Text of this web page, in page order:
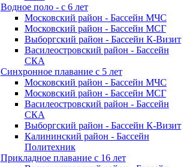
Водное поло - с 6 лет
Московский район - Бассейн МЧС
Московский район - Бассейн МСГ
Выборгский район - Бассейн К-Визит
Василеостровский район - Бассейн
СКА
Синхронное плавание с 5 лет
Московский район - Бассейн МЧС
Московский район - Бассейн МСГ
Василеостровский район - Бассейн
СКА
Выборгский район - Бассейн К-Визит
Калининский район - Бассейн
Политехник
Прикладное плавание с 16 лет